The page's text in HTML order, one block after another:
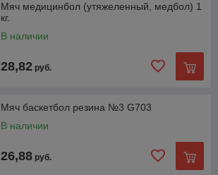
Мяч медицинбол (утяжеленный, медбол) 1
кг.
В наличии
28,82 руб.
Мяч баскетбол резина №3 G703
В наличии
26,88 руб.